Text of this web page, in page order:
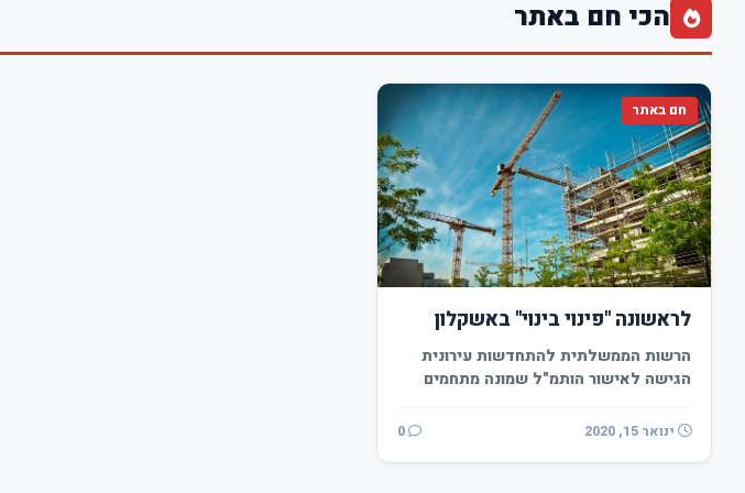
הכי חם באתר
חם באתר
לראשונה "פינוי בינוי" באשקלון
הרשות הממשלתית להתחדשות עירונית
הגישה לאישור הותמ"ל שמונה מתחמים
פתח-תקווה,…
ינואר 15, 2020